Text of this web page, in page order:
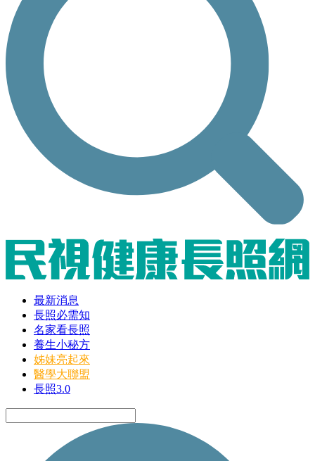
最新消息
長照必需知
名家看長照
養生小秘方
姊妹亮起來
醫學大聯盟
長照3.0